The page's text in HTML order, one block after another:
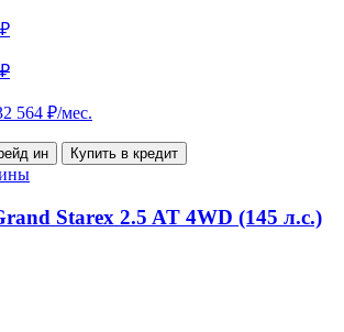
₽
564 ₽/мес.
ин Купить в кредит
Starex 2.5 AT 4WD (145 л.с.)